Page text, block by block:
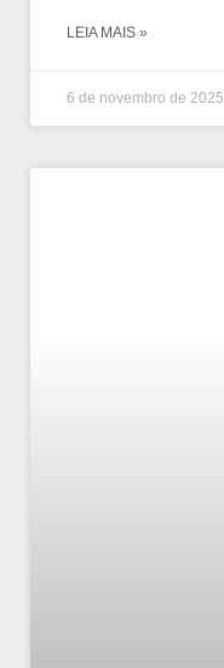
LEIA MAIS »
6 de novembro de 2025